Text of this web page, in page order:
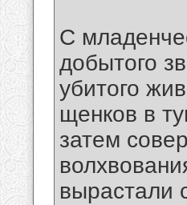
С
добытого
убитого
щенков в
затем
вырастали